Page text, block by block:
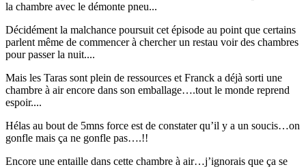
la chambre avec le démonte pneu...
Décidément la malchance poursuit cet épisode au point que certains
parlent même de commencer à chercher un restau voir des chambres
pour passer la nuit....
Mais les Taras sont plein de ressources et Franck a déjà sorti une
chambre à air encore dans son emballage….tout le monde reprend
espoir....
Hélas au bout de 5mns force est de constater qu’il y a un soucis…on
gonfle mais ça ne gonfle pas….!!
Encore une entaille dans cette chambre à air…j’ignorais que ça se